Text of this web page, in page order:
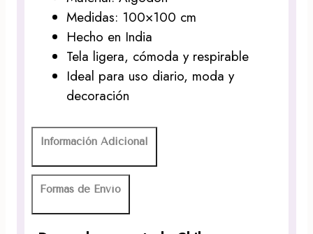
Medidas: 100×100 cm
Hecho en India
Tela ligera, cómoda y respirable
Ideal para uso diario, moda y
decoración
Información Adicional
Formas de Envío